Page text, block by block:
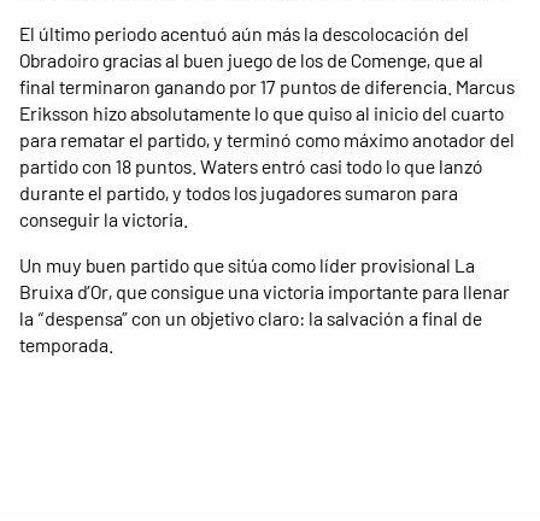
El último periodo acentuó aún más la descolocación del
Obradoiro gracias al buen juego de los de Comenge, que al
final terminaron ganando por 17 puntos de diferencia. Marcus
Eriksson hizo absolutamente lo que quiso al inicio del cuarto
para rematar el partido, y terminó como máximo anotador del
partido con 18 puntos. Waters entró casi todo lo que lanzó
durante el partido, y todos los jugadores sumaron para
conseguir la victoria.
Un muy buen partido que sitúa como líder provisional La
Bruixa d’Or, que consigue una victoria importante para llenar
la “despensa” con un objetivo claro: la salvación a final de
temporada.